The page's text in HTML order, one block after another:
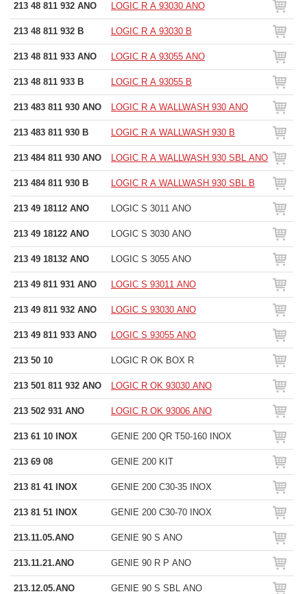
213 48 811 932 ANO LOGIC R A 93030 ANO
213 48 811 932 B LOGIC R A 93030 B
213 48 811 933 ANO LOGIC R A 93055 ANO
213 48 811 933 B LOGIC R A 93055 B
213 483 811 930 ANO LOGIC R A WALLWASH 930 ANO
213 483 811 930 B LOGIC R A WALLWASH 930 B
213 484 811 930 ANO LOGIC R A WALLWASH 930 SBL ANO
213 484 811 930 B LOGIC R A WALLWASH 930 SBL B
213 49 18112 ANO LOGIC S 3011 ANO
213 49 18122 ANO LOGIC S 3030 ANO
213 49 18132 ANO LOGIC S 3055 ANO
213 49 811 931 ANO LOGIC S 93011 ANO
213 49 811 932 ANO LOGIC S 93030 ANO
213 49 811 933 ANO LOGIC S 93055 ANO
213 50 10 LOGIC R OK BOX R
213 501 811 932 ANO LOGIC R OK 93030 ANO
213 502 931 ANO LOGIC R OK 93006 ANO
213 61 10 INOX GENIE 200 QR T50-160 INOX
213 69 08 GENIE 200 KIT
213 81 41 INOX GENIE 200 C30-35 INOX
213 81 51 INOX GENIE 200 C30-70 INOX
213.11.05.ANO GENIE 90 S ANO
213.11.21.ANO GENIE 90 R P ANO
213.12.05.ANO GENIE 90 S SBL ANO